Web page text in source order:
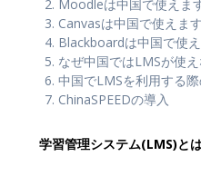
Moodleは中国で使えま
Canvasは中国で使えま
Blackboardは中国で使
なぜ中国ではLMSが使
中国でLMSを利用する
ChinaSPEEDの導入
学習管理システム(LMS)と